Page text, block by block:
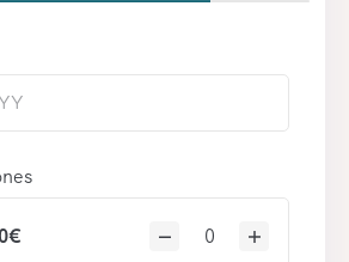
€